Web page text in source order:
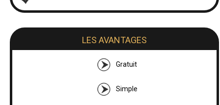
LES AVANTAGES
Gratuit
Simple